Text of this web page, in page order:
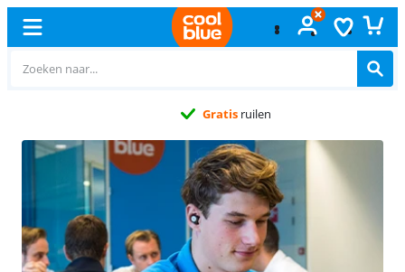
Gratisruilen